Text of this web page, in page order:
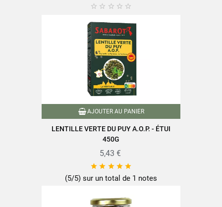
    
AJOUTER AU PANIER
LENTILLE VERTE DU PUY A.O.P. - ÉTUI
450G
5,43 €
    
(5/5) sur un total de 1 notes